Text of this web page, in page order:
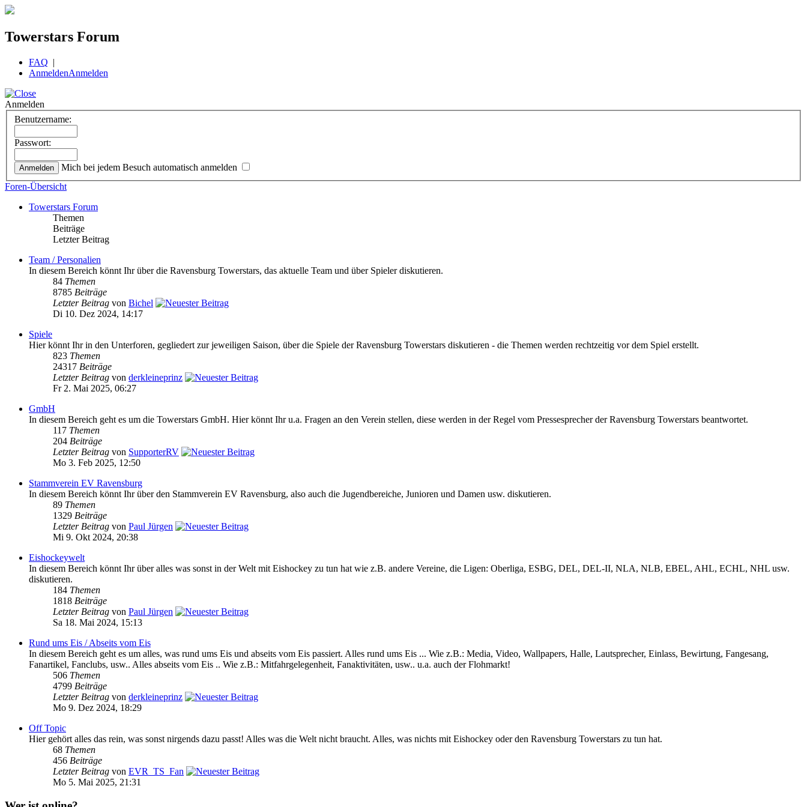
Towerstars Forum
FAQ |
AnmeldenAnmelden
Anmelden
Benutzername:
Passwort:
Mich bei jedem Besuch automatisch anmelden
Foren-Übersicht
Towerstars Forum
Themen
Beiträge
Letzter Beitrag
Team / Personalien
In diesem Bereich könnt Ihr über die Ravensburg Towerstars, das aktuelle Team und über Spieler diskutieren.
84 Themen
8785 Beiträge
Letzter Beitrag von Bichel
Di 10. Dez 2024, 14:17
Spiele
Hier könnt Ihr in den Unterforen, gegliedert zur jeweiligen Saison, über die Spiele der Ravensburg Towerstars diskutieren - die Themen werden rechtzeitig vor dem Spiel erstellt.
823 Themen
24317 Beiträge
Letzter Beitrag von derkleineprinz
Fr 2. Mai 2025, 06:27
GmbH
In diesem Bereich geht es um die Towerstars GmbH. Hier könnt Ihr u.a. Fragen an den Verein stellen, diese werden in der Regel vom Pressesprecher der Ravensburg Towerstars beantwortet.
117 Themen
204 Beiträge
Letzter Beitrag von SupporterRV
Mo 3. Feb 2025, 12:50
Stammverein EV Ravensburg
In diesem Bereich könnt Ihr über den Stammverein EV Ravensburg, also auch die Jugendbereiche, Junioren und Damen usw. diskutieren.
89 Themen
1329 Beiträge
Letzter Beitrag von Paul Jürgen
Mi 9. Okt 2024, 20:38
Eishockeywelt
In diesem Bereich könnt Ihr über alles was sonst in der Welt mit Eishockey zu tun hat wie z.B. andere Vereine, die Ligen: Oberliga, ESBG, DEL, DEL-II, NLA, NLB, EBEL, AHL, ECHL, NHL usw.
diskutieren.
184 Themen
1818 Beiträge
Letzter Beitrag von Paul Jürgen
Sa 18. Mai 2024, 15:13
Rund ums Eis / Abseits vom Eis
In diesem Bereich geht es um alles, was rund ums Eis und abseits vom Eis passiert. Alles rund ums Eis ... Wie z.B.: Media, Video, Wallpapers, Halle, Lautsprecher, Einlass, Bewirtung, Fangesang,
Fanartikel, Fanclubs, usw.. Alles abseits vom Eis .. Wie z.B.: Mitfahrgelegenheit, Fanaktivitäten, usw.. u.a. auch der Flohmarkt!
506 Themen
4799 Beiträge
Letzter Beitrag von derkleineprinz
Mo 9. Dez 2024, 18:29
Off Topic
Hier gehört alles das rein, was sonst nirgends dazu passt! Alles was die Welt nicht braucht. Alles, was nichts mit Eishockey oder den Ravensburg Towerstars zu tun hat.
68 Themen
456 Beiträge
Letzter Beitrag von EVR_TS_Fan
Mo 5. Mai 2025, 21:31